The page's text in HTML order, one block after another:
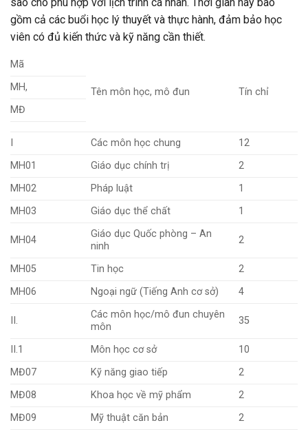
sao cho phù hợp với lịch trình cá nhân. Thời gian này bao
gồm cả các buổi học lý thuyết và thực hành, đảm bảo học
viên có đủ kiến thức và kỹ năng cần thiết.
Mã
Tên môn học, mô đun Tín chỉ
MH,
MĐ
I Các môn học chung
12
MH01
Giáo dục chính trị
2
MH02
Pháp luật
1
MH03
Giáo dục thể chất 1
MH04
Giáo dục Quốc phòng – An
ninh
2
MH05 Tin học
2
MH06
Ngoại ngữ (Tiếng Anh cơ sở) 4
II.
Các môn học/mô đun chuyên
môn
35
II.1 Môn học cơ sở
10
MĐ07
Kỹ năng giao tiếp
2
MĐ08
Khoa học về mỹ phẩm
2
MĐ09
Mỹ thuật căn bản 2